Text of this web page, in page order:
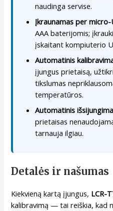
naudinga servise.
Įkraunamas per micro-
AAA baterijomis;
įskaitant kompiuterio
Automatinis
įjungus prietaisą,
tikslumas
temperatūros.
Automatinis
prietaisas
tarnauja ilgiau.
Detalės ir našumas
Kiekvieną kartą įjungus, LCR-
kalibravimą — tai reiškia, kad